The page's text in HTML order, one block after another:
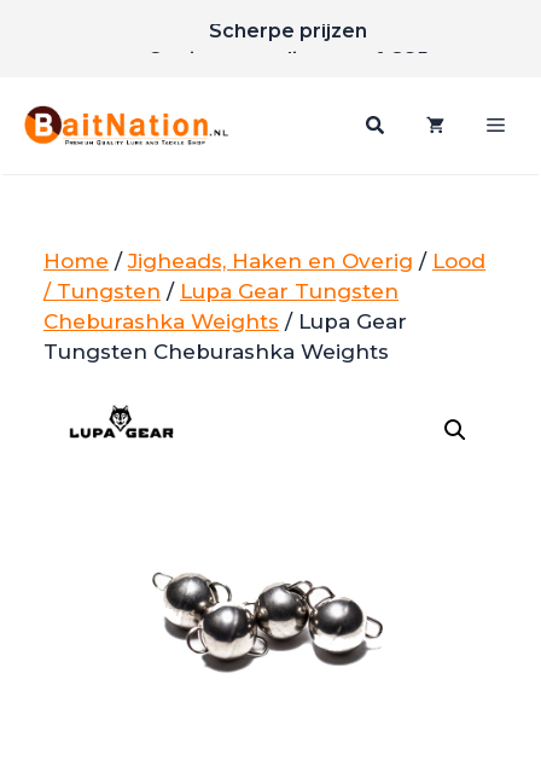
inhoud
Gratis verzending vanaf €85
Home /Jigheads, Haken en Overig / Lood
/ Tungsten / Lupa Gear Tungsten
Cheburashka Weights / Lupa Gear
Tungsten Cheburashka Weights